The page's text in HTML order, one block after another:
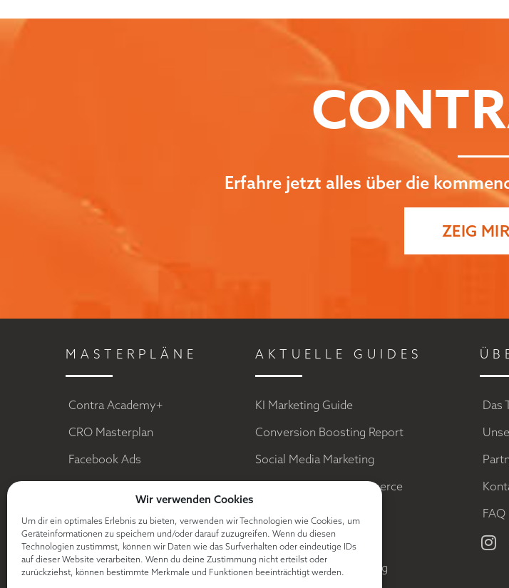
Wir verwenden Cookies
Um dir ein optimales Erlebnis zu bieten, verwenden wir Technologien wie Cookies, um
Geräteinformationen zu speichern und/oder darauf zuzugreifen. Wenn du diesen
Technologien zustimmst, können wir Daten wie das Surfverhalten oder eindeutige IDs
auf dieser Website verarbeiten. Wenn du deine Zustimmung nicht erteilst oder
zurückziehst, können bestimmte Merkmale und Funktionen beeinträchtigt werden.
Erfahre jetzt alles über die
ZEIG
MASTERPLÄNE
Contra Academy+
CRO Masterplan
Facebook Ads
Digitale Dominanz
Free Book Funnel
TikTok Ads
AKTUELLE GUIDES
KI Marketing Guide
Conversion Boosting Report
Social Media Marketing
Sales Funnel im Ecommerce
Facebook Ads
Content Marketing
Kundenwert Optimierung
Das
FAQ